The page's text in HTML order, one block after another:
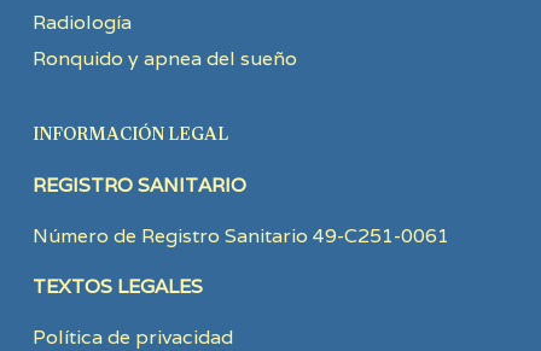
Radiología
Ronquido y apnea del sueño
INFORMACIÓN LEGAL
REGISTRO SANITARIO
Número de Registro Sanitario 49-C251-0061
TEXTOS LEGALES
Política de privacidad